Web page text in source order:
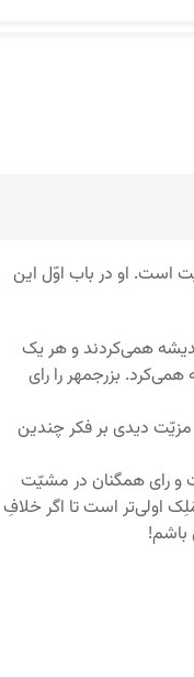
است. او در باب اوّل این
همی‌کردند و هر یک
بزرجمهر را رای
مزیّت دیدی بر فکر چندین
و رای همگنان در مشیّت
اولی‌تر است تا اگر خلافِ
باشم!